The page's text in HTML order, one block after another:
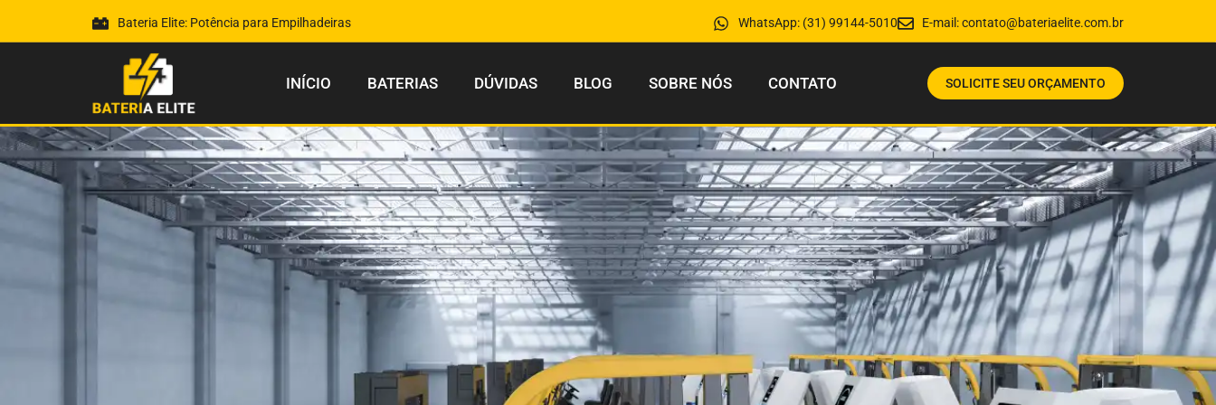
Bateria Elite: Potência para Empilhadeiras WhatsApp: (31) 99144-5010 E-mail:contato@bateriaelite.com.br
INÍCIO BATERIAS DÚVIDAS BLOG SOBRE NÓS CONTATO SOLICITE SEU ORÇAMENTO